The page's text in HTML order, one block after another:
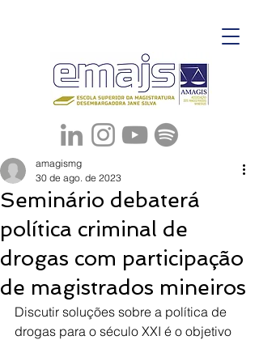
Seminário debaterá
política criminal de
drogas com participação
de magistrados mineiros
amagismg
30 de ago. de 2023
Discutir soluções sobre a política de
drogas para o século XXI é o objetivo